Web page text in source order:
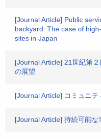
[Journal Article] Public
backyard: The case of
sites in Japan
[Journal Article] 21世紀第
の展望
[Journal Article] コミュニテ
[Journal Article] 持続可能な